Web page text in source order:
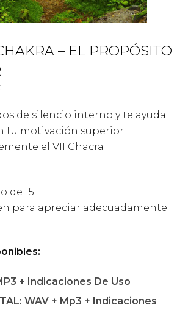
– EL PROPÓSITO
Rango
precios:
desde
33,00€
de silencio interno y te ayuda
tu motivación superior.
el VII Chacra
de 15″
para apreciar adecuadamente
+ Indicaciones De Uso
WAV + Mp3 + Indicaciones